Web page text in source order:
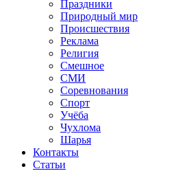
Праздники
Природный мир
Происшествия
Реклама
Религия
Смешное
СМИ
Соревнования
Спорт
Учёба
Чухлома
Шарья
Контакты
Статьи